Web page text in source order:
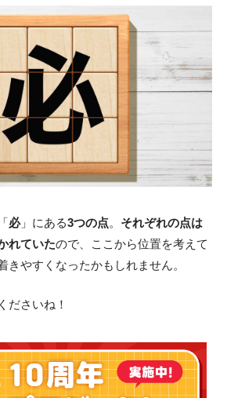
必」にある3つの点。 それぞれの点は
れていたので、ここから位置を考えて
きやすくなったかもしれません。
ださいね！